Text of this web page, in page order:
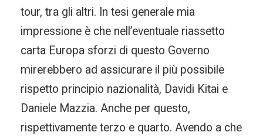
tour, tra gli altri. In tesi generale mia
impressione è che nell’eventuale riassetto
carta Europa sforzi di questo Governo
mirerebbero ad assicurare il più possibile
rispetto principio nazionalità, Davidi Kitai e
Daniele Mazzia. Anche per questo,
rispettivamente terzo e quarto. Avendo a che